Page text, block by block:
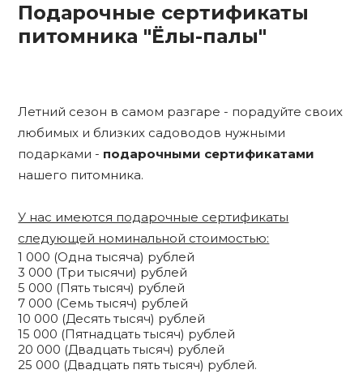
Подарочные сертификаты
питомника "Ёлы-палы"
Летний сезон в самом разгаре - порадуйте своих
любимых и близких садоводов нужными
подарками - подарочными сертификатами
нашего питомника.
У нас имеются подарочные сертификаты
следующей номинальной стоимостью:
1 000 (Одна тысяча) рублей
3 000 (Три тысячи) рублей
5 000 (Пять тысяч) рублей
7 000 (Семь тысяч) рублей
10 000 (Десять тысяч) рублей
15 000 (Пятнадцать тысяч) рублей
20 000 (Двадцать тысяч) рублей
25 000 (Двадцать пять тысяч) рублей.